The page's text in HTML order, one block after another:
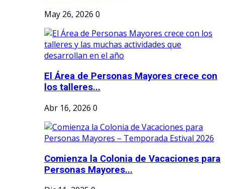
May 26, 2026 0
El Área de Personas Mayores crece con
los talleres...
Abr 16, 2026 0
Comienza la Colonia de Vacaciones para
Personas Mayores...